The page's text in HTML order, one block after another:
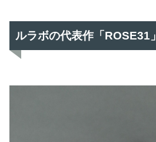
ルラボの代表作「ROSE31」